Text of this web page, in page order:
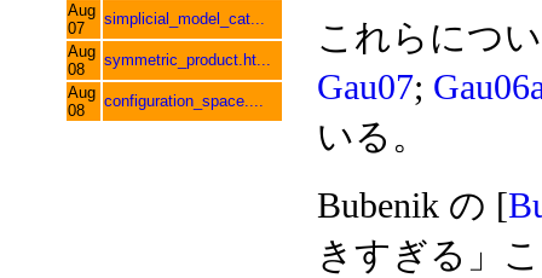
Aug
07
simplicial_model_cat...
Aug
08
symmetric_product.ht...
Aug
08
configuration_space....
これらにつ
Gau07;
いる。
Bubenik の [
きすぎる」